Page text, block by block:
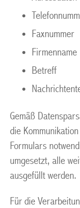
Faxnummer
Firmenname
Betreff
Gemäß
die
Formulars
umgesetzt, alle
ausgefüllt werden.
Für die